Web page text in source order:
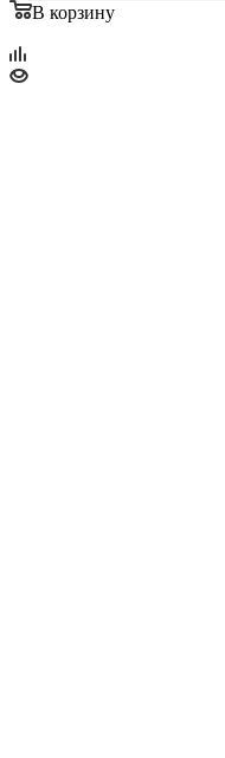
В корзину